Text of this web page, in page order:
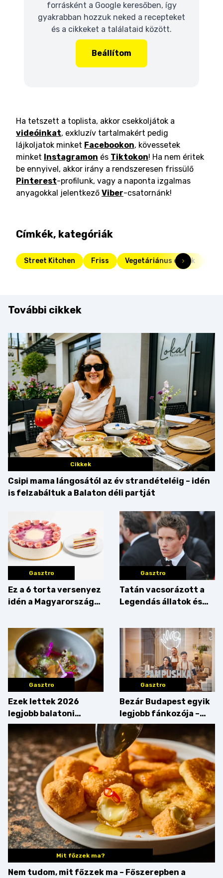
forrásként a Google keresőben, így
gyakrabban hozzuk neked a recepteket
és a cikkeket a találataid között.
Beállítom
Ha tetszett a toplista, akkor csekkoljátok a
videóinkat, exkluzív tartalmakért pedig
lájkoljatok minket Facebookon, kövessetek
minket Instagramon és Tiktokon! Ha nem éritek
be ennyivel, akkor irány a rendszeresen frissülő
Pinterest-profilunk, vagy a naponta izgalmas
anyagokkal jelentkező Viber-csatornánk!
Címkék, kategóriák
Street Kitchen Friss Vegetáriánus ételek
További cikkek
Cikkek
Csipi mama lángosától az év strandételéig – idén
is felzabáltuk a Balaton déli partját
Gasztro
Ez a 6 torta versenyez
idén a Magyarország
Gasztro
Tatán vacsorázott a
Legendás állatok és
Gasztro
Ezek lettek 2026
legjobb balatoni
strandételei –
végigkóstoltuk a
győzteseket
Gasztro
Bezár Budapest egyik
legjobb fánkozója –
búcsúzik a Pampushka
Mit főzzek ma?
Nem tudom, mit főzzek ma – Főszerepben a